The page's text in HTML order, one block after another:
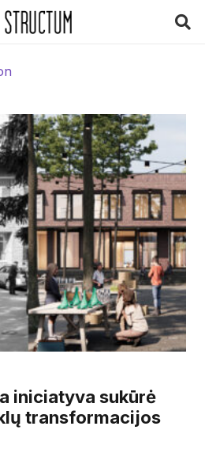
iniciatyva sukūrė
transformacijos